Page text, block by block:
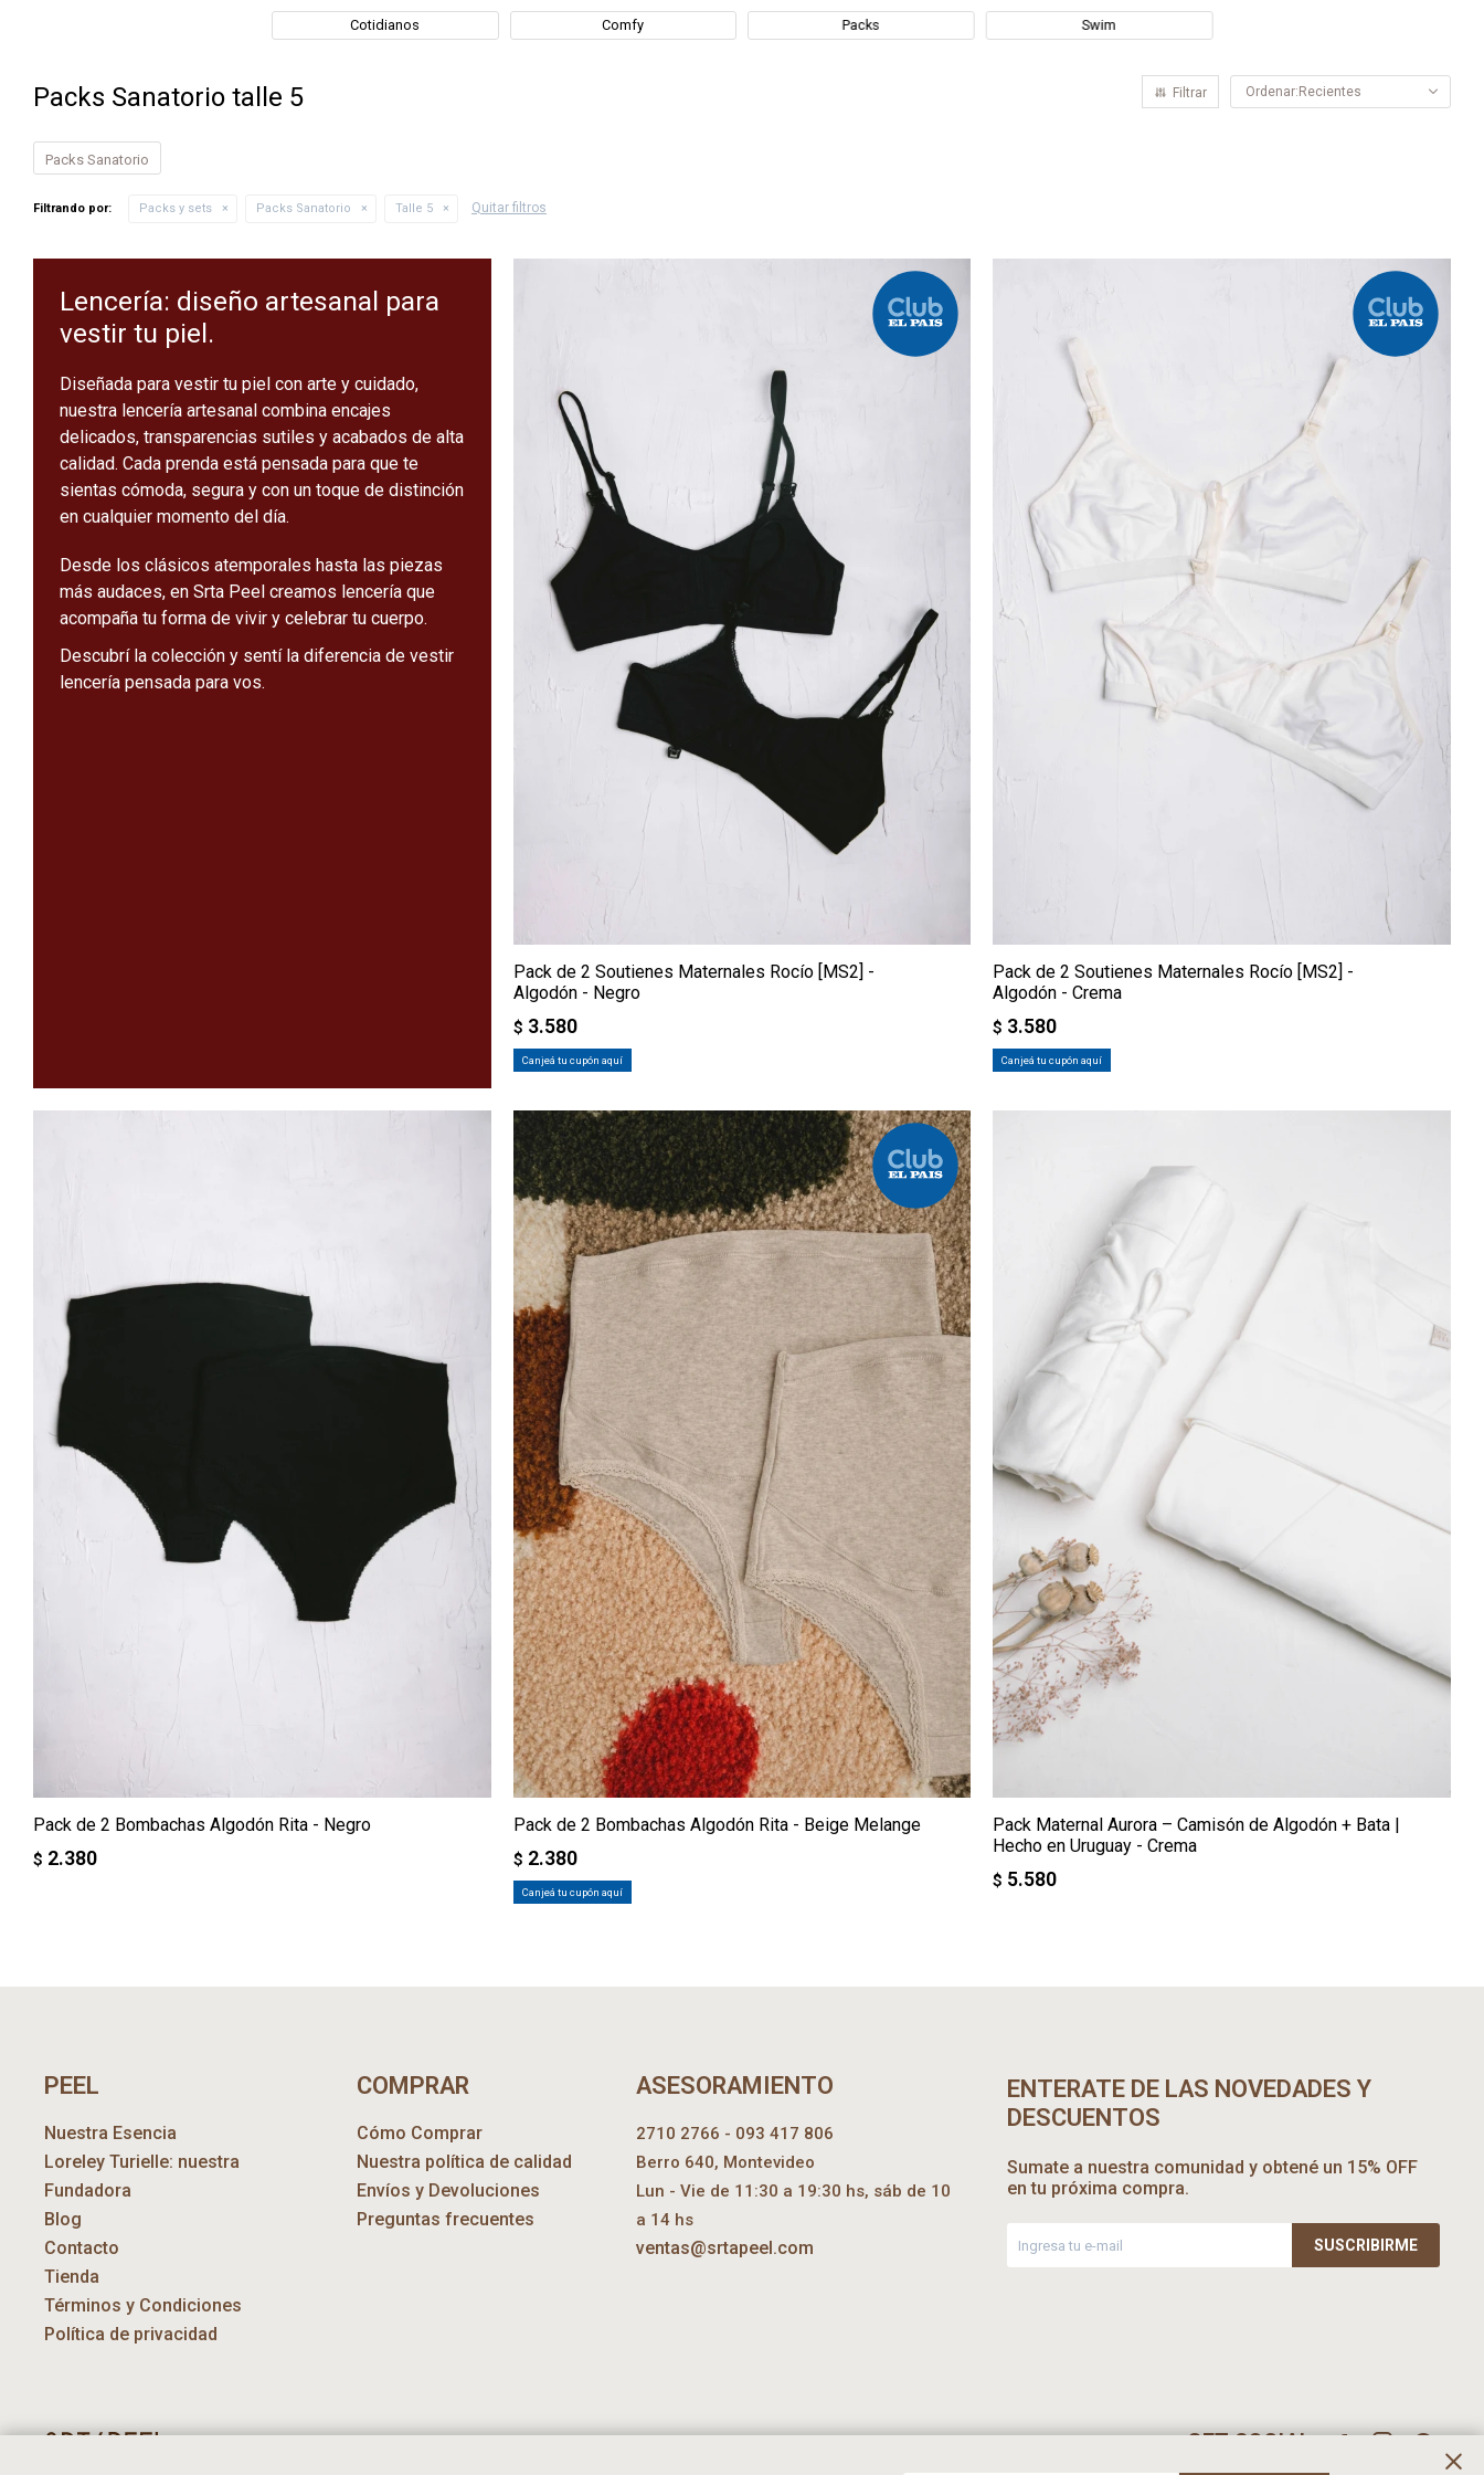
Cotidianos Comfy Packs Swim
Packs Sanatorio talle 5 Recientes
Packs Sanatorio
Filtrando por: Packs y sets Packs Sanatorio Talle 5 Quitar filtros
Lencería: diseño artesanal para
vestir tu piel.
Diseñada para vestir tu piel con arte y cuidado,
nuestra lencería artesanal combina encajes
delicados, transparencias sutiles y acabados de alta
calidad. Cada prenda está pensada para que te
sientas cómoda, segura y con un toque de distinción
en cualquier momento del día.
Desde los clásicos atemporales hasta las piezas
más audaces, en Srta Peel creamos lencería que
acompaña tu forma de vivir y celebrar tu cuerpo.
Descubrí la colección y sentí la diferencia de vestir
lencería pensada para vos.
Pack de 2 Soutienes Maternales Rocío [MS2] -
Algodón - Negro
$ 3.580
Canjeá tu cupón aquí
Pack de 2 Soutienes Maternales Rocío [MS2] -
Algodón - Crema
$ 3.580
Canjeá tu cupón aquí
Pack de 2 Bombachas Algodón Rita - Negro
$ 2.380
Pack de 2 Bombachas Algodón Rita - Beige Melange
$ 2.380
Canjeá tu cupón aquí
Pack Maternal Aurora – Camisón de Algodón + Bata |
Hecho en Uruguay - Crema
$ 5.580
PEEL
Nuestra Esencia
Loreley Turielle: nuestra
Fundadora
Blog
Contacto
Tienda
Términos y Condiciones
Política de privacidad
COMPRAR
Cómo Comprar
Nuestra política de calidad
Envíos y Devoluciones
Preguntas frecuentes
ASESORAMIENTO
2710 2766 - 093 417 806
Berro 640, Montevideo
Lun - Vie de 11:30 a 19:30 hs, sáb de 10
a 14 hs
ventas@srtapeel.com
ENTERATE DE LAS NOVEDADES Y
DESCUENTOS
Sumate a nuestra comunidad y obtené un 15% OFF
en tu próxima compra.
SUSCRIBIRME